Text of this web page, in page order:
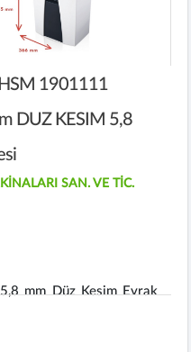
HSM 1901111
DUZ KESIM 5,8
SAN. VE TİC.
mm Düz Kesim Evrak